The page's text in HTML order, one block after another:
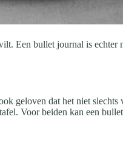
Een bullet journal is echter
geloven dat het niet
Voor beiden kan een